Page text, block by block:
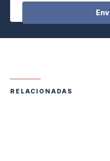
RELACIONADAS